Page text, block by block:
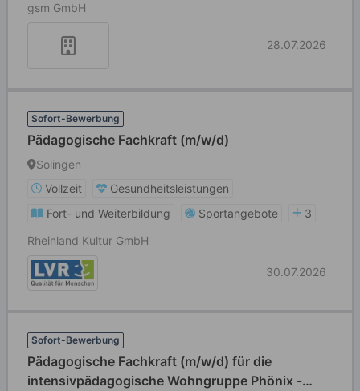
gsm GmbH
28.07.2026
Sofort-Bewerbung
Pädagogische Fachkraft (m/w/d)
Solingen
Vollzeit
Gesundheitsleistungen
Fort- und Weiterbildung
Sportangebote
3
Rheinland Kultur GmbH
30.07.2026
Sofort-Bewerbung
Pädagogische Fachkraft (m/w/d) für die
intensivpädagogische Wohngruppe Phönix -